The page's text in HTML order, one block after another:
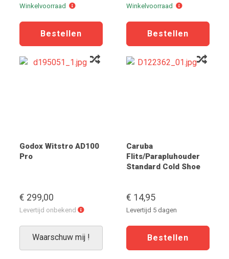
Winkelvoorraad Winkelvoorraad Winkelvoorraad Winkelvoorraad
Godox Witstro AD100
Pro
€ 299,00
Levertijd onbekend
Levertijd
Waarschuw mij !
Caruba
Flits/Parapluhouder
Standard Cold Shoe
€ 14,95
Levertijd 5 dagen